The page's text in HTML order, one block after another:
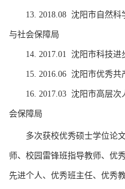
13. 2018.08 沈阳市自然科
与社会保障局
14. 2017.01 沈阳市科技进
15. 2016.06 沈阳市优秀共
16. 2017.03 沈阳市高层次
会保障局
多次获校优秀硕士学位论
师、校园雷锋班指导教师、优
先进个人、优秀班主任、优秀